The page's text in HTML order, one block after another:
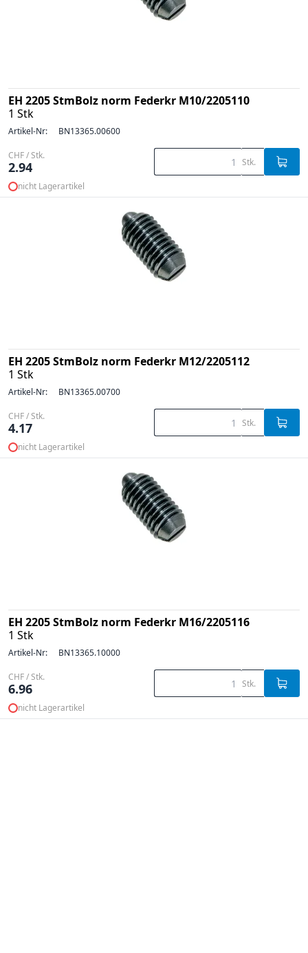
EH 2205 StmBolz norm Federkr M10/2205110
1 Stk
Artikel-Nr: BN13365.00600
CHF / Stk.
2.94 Stk.
nicht Lagerartikel
EH 2205 StmBolz norm Federkr M12/2205112
1 Stk
Artikel-Nr: BN13365.00700
CHF / Stk.
4.17 Stk.
nicht Lagerartikel
EH 2205 StmBolz norm Federkr M16/2205116
1 Stk
Artikel-Nr: BN13365.10000
CHF / Stk.
6.96 Stk.
nicht Lagerartikel